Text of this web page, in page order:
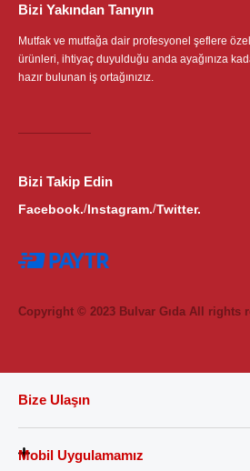
Bizi Yakından Tanıyın
Mutfak ve mutfağa dair profesyonel şeflere
ürünleri, ihtiyaç duyulduğu anda ayağınıza
hazır bulunan iş ortağınızız.
Bizi Takip Edin
Facebook./Instagram./Twitter.
Copyright © 2023 Bulvar Gıda All rights
Bize Ulaşın
Mobil Uygulamamız